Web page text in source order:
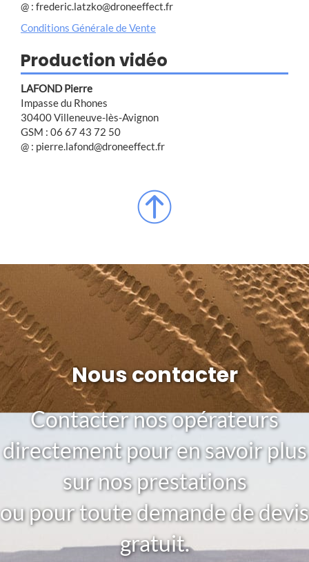
@ : frederic.latzko@droneeffect.fr
Conditions Générale de Vente
Production vidéo
LAFOND Pierre
Impasse du Rhones
30400 Villeneuve-lès-Avignon
GSM : 06 67 43 72 50
@ : pierre.lafond@droneeffect.fr
Nous contacter
Contacter nos opérateurs
directement pour en savoir plus
sur nos prestations
ou pour toute demande de devis
gratuit.